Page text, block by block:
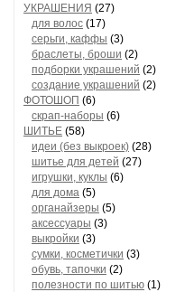
УКРАШЕНИЯ (27)
для волос (17)
серьги, каффы (3)
браслеты, броши (2)
подборки украшений (2)
создание украшений (2)
ФОТОШОП (6)
скрап-наборы (6)
ШИТЬЕ (58)
идеи (без выкроек) (28)
шитье для детей (27)
игрушки, куклы (6)
для дома (5)
органайзеры (5)
аксессуары (3)
выкройки (3)
сумки, косметички (3)
обувь, тапочки (2)
полезности по шитью (1)